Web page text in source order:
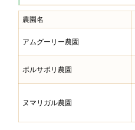
農園名
アムグーリー農園
ボルサポリ農園
ヌマリガル農園